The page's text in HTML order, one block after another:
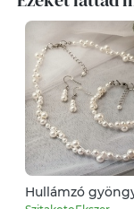
Hullámzó